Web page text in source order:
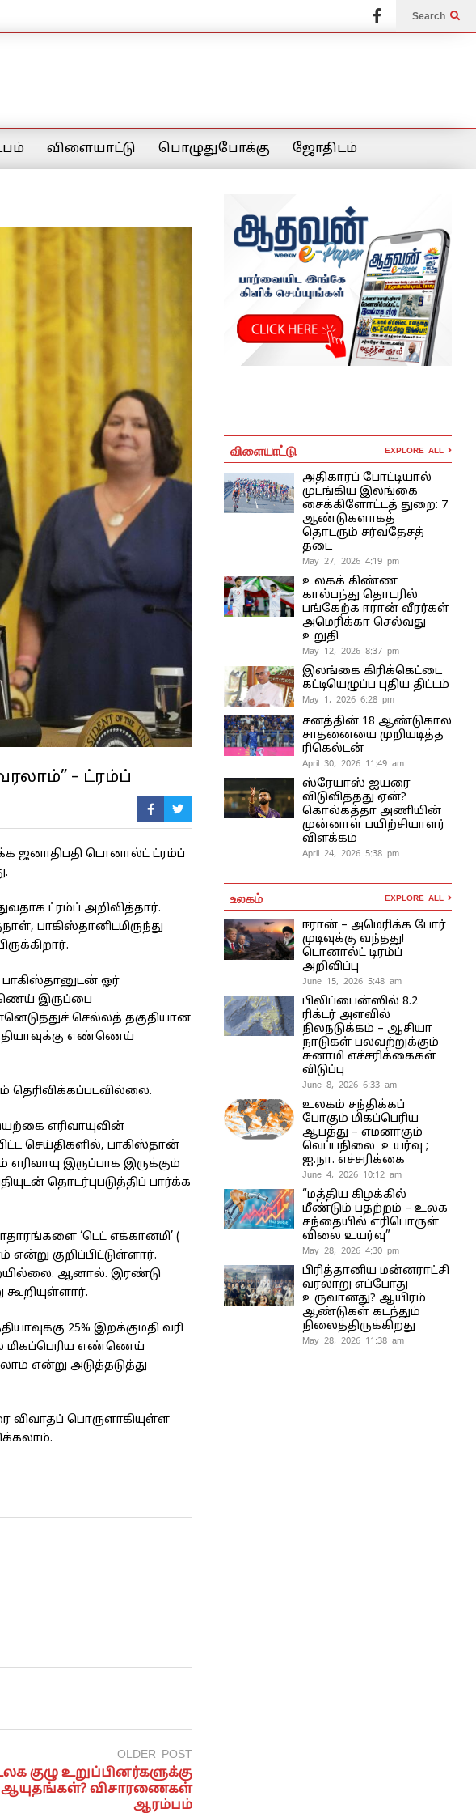
Search
விளையாட்டு பொழுதுபோக்கு ஜோதிடம்
– ட்ரம்ப்
ஜனாதிபதி டொனால்ட் ட்ரம்ப்
ட்ரம்ப் அறிவித்தார்.
பாகிஸ்தானிடமிருந்து
ஓர்
இருப்பை
செல்லத் தகுதியான
எண்ணெய்
தெரிவிக்கப்படவில்லை.
எரிவாயுவின்
செய்திகளில், பாகிஸ்தான்
இருப்பாக இருக்கும்
தொடர்புபடுத்திப் பார்க்க
‘டெட் எக்கானமி’ (
என்று குறிப்பிட்டுள்ளார்.
ஆனால். இரண்டு
25% இறக்குமதி வரி
மிகப்பெரிய எண்ணெய்
என்று அடுத்தடுத்து
விவாதப் பொருளாகியுள்ள
OLDER POST
உறுப்பினர்களுக்கு
ஆயுதங்கள்? விசாரணைகள்
ஆரம்பம்
விளையாட்டு EXPLORE ALL
அதிகாரப் போட்டியால்
முடங்கிய இலங்கை
சைக்கிளோட்டத் துறை: 7
ஆண்டுகளாகத்
தொடரும் சர்வதேசத்
தடை
May 27, 2026 4:19 pm
உலகக் கிண்ண
கால்பந்து தொடரில்
பங்கேற்க ஈரான் வீரர்கள்
அமெரிக்கா செல்வது
உறுதி
May 12, 2026 8:37 pm
இலங்கை கிரிக்கெட்டை
கட்டியெழுப்ப புதிய திட்டம்
May 1, 2026 6:28 pm
சனத்தின் 18 ஆண்டுகால
சாதனையை முறியடித்த
ரிகெல்டன்
April 30, 2026 11:49 am
ஸ்ரேயாஸ் ஐயரை
விடுவித்தது ஏன்?
கொல்கத்தா அணியின்
முன்னாள் பயிற்சியாளர்
விளக்கம்
April 24, 2026 5:38 pm
உலகம் EXPLORE ALL
ஈரான் – அமெரிக்க போர்
முடிவுக்கு வந்தது!
டொனால்ட் டிரம்ப்
அறிவிப்பு
June 15, 2026 5:48 am
பிலிப்பைன்ஸில் 8.2
ரிக்டர் அளவில்
நிலநடுக்கம் – ஆசியா
நாடுகள் பலவற்றுக்கும்
சுனாமி எச்சரிக்கைகள்
விடுப்பு
June 8, 2026 6:33 am
உலகம் சந்திக்கப்
போகும் மிகப்பெரிய
ஆபத்து – எமனாகும்
வெப்பநிலை உயர்வு ;
ஐ.நா. எச்சரிக்கை
June 4, 2026 10:12 am
“மத்திய கிழக்கில்
மீண்டும் பதற்றம் – உலக
சந்தையில் எரிபொருள்
விலை உயர்வு”
May 28, 2026 4:30 pm
பிரித்தானிய மன்னராட்சி
வரலாறு எப்போது
உருவானது? ஆயிரம்
ஆண்டுகள் கடந்தும்
நிலைத்திருக்கிறது
May 28, 2026 11:38 am